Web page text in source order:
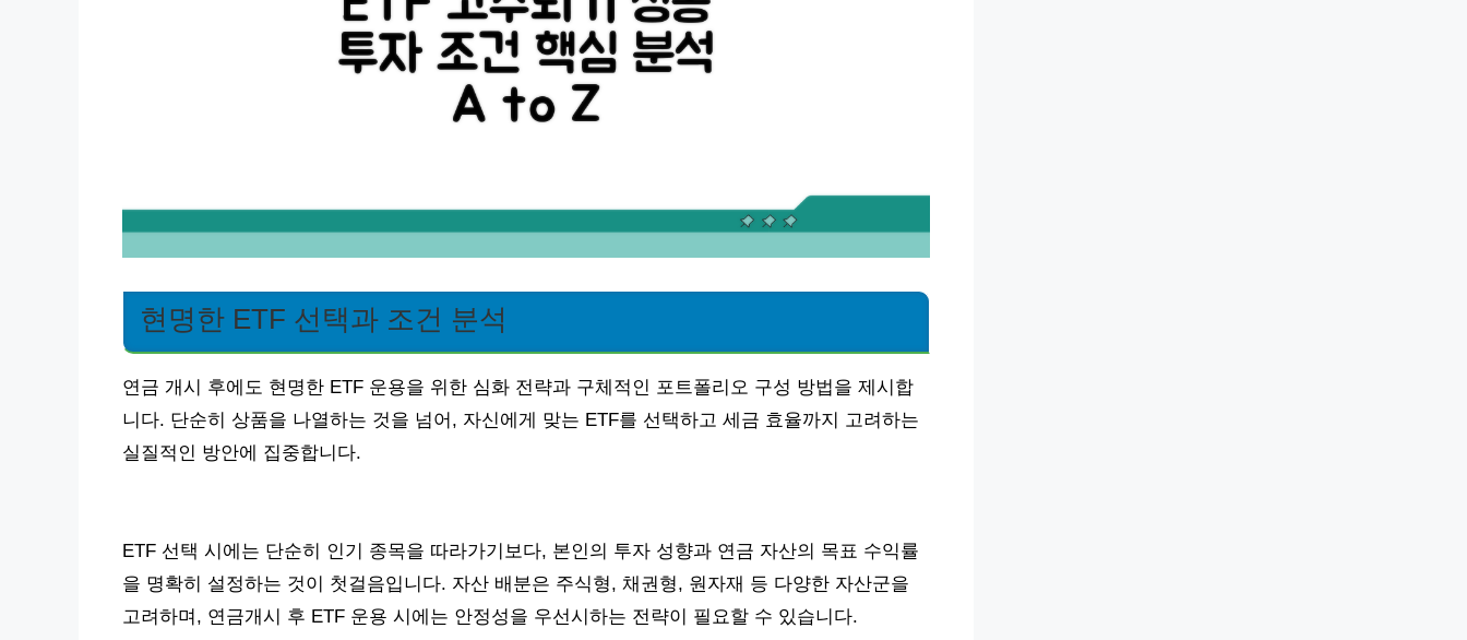
현명한 ETF 선택과 조건 분석
연금 개시 후에도 현명한 ETF 운용을 위한 심화 전략과 구체적인 포트폴리오 구성 방법을 제시합
니다. 단순히 상품을 나열하는 것을 넘어, 자신에게 맞는 ETF를 선택하고 세금 효율까지 고려하는
실질적인 방안에 집중합니다.
ETF 선택 시에는 단순히 인기 종목을 따라가기보다, 본인의 투자 성향과 연금 자산의 목표 수익률
을 명확히 설정하는 것이 첫걸음입니다. 자산 배분은 주식형, 채권형, 원자재 등 다양한 자산군을
고려하며, 연금개시 후 ETF 운용 시에는 안정성을 우선시하는 전략이 필요할 수 있습니다.